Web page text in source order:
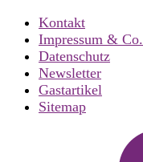
Kontakt
Impressum & Co.
Datenschutz
Newsletter
Gastartikel
Sitemap